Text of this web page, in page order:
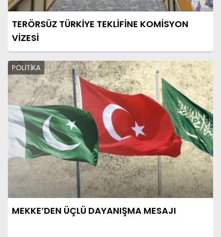
TERÖRSÜZ TÜRKİYE TEKLİFİNE KOMİSYON
VİZESİ
POLİTİKA
MEKKE’DEN ÜÇLÜ DAYANIŞMA MESAJI